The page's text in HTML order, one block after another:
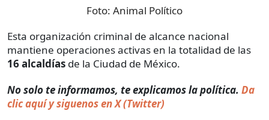
Foto: Animal Político
Esta organización criminal de alcance nacional
mantiene operaciones activas en la totalidad de las
16 alcaldías de la Ciudad de México.
No solo te informamos, te explicamos la política. Da
clic aquí y siguenos en X (Twitter)